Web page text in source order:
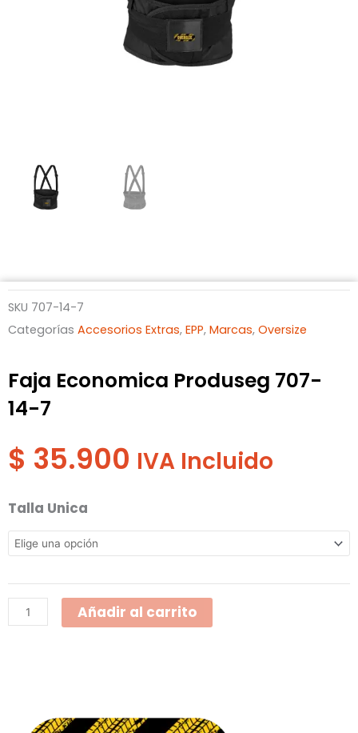
SKU 707-14-7
Categorías Accesorios Extras, EPP, Marcas, Oversize
Faja Economica Produseg 707-
14-7
$ 35.900 IVA Incluido
Talla Unica
Faja
Economica
Produseg
14-
Añadir al carrito